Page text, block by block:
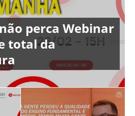
perca Webinar
total da